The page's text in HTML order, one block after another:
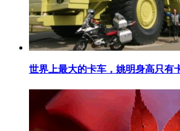
世界上最大的卡车，姚明身高只有